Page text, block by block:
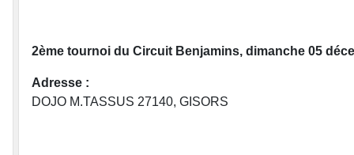
2ème tournoi du Circuit Benjamins, dimanche 05
Adresse :
DOJO M.TASSUS 27140, GISORS